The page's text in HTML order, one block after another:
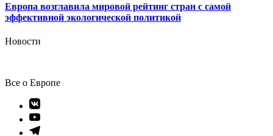
Европа возглавила мировой рейтинг стран с самой
эффективной экологической политикой
Новости
Все о Европе
Элемент
меню
Элемент
меню
Элемент